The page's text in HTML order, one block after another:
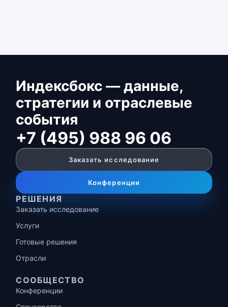
Индексбокс — данные,
стратегии и отраслевые
события
+7 (495) 988 96 06
Заказать исследование
Конференции
РЕШЕНИЯ
Заказать исследование
Услуги
Готовые решения
Отрасли
СООБЩЕСТВО
Конференции